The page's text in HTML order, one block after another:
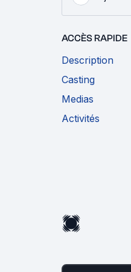
ACCÈS RAPIDE
Description
Casting
Medias
Activités